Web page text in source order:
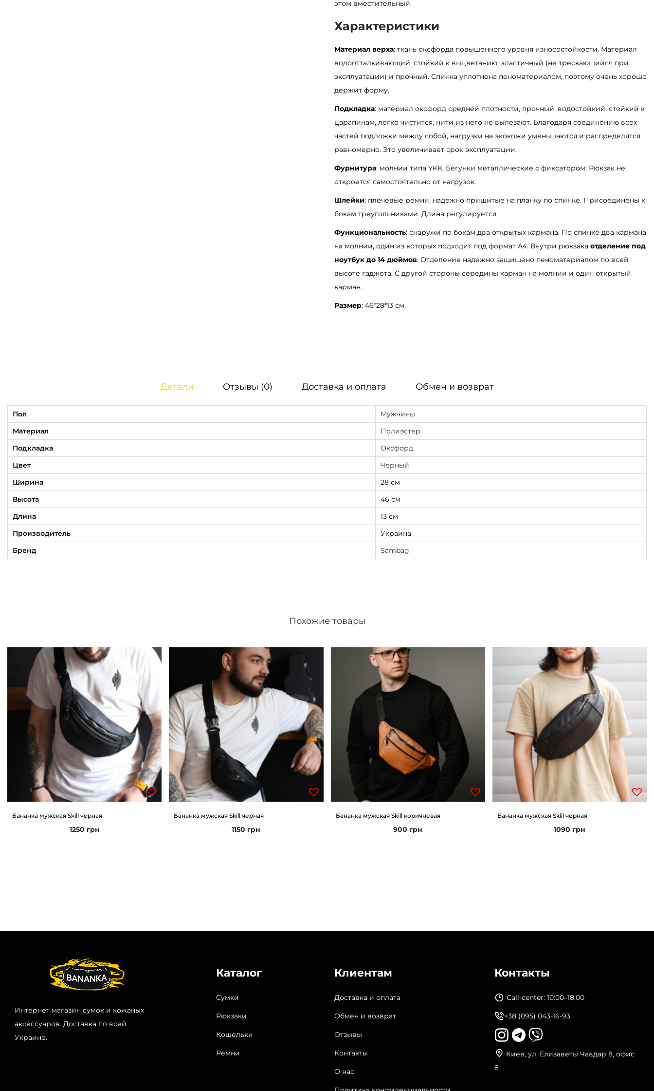
й
ю
к
з
а
к
S
a
m
Z
a
r
d
L
K
р
и
м
этом вместительный.
Характеристики
Материал верха: ткань оксфорда повышенного уровня износостойкости. Материал
водоотталкивающий, стойкий к выцветанию, эластичный (не трескающийся при
эксплуатации) и прочный. Спинка уплотнена пеноматериалом, поэтому очень хорошо
держит форму.
Подкладка: материал оксфорд средней плотности, прочный, водостойкий, стойкий к
царапинам, легко чистится, нити из него не вылезают. Благодаря соединению всех
частей подложки между собой, нагрузки на экокожи уменьшаются и распределятся
равномерно. Это увеличивает срок эксплуатации.
Фурнитура: молнии типа YKK. Бегунки металлические с фиксатором. Рюкзак не
откроется самостоятельно от нагрузок.
Шлейки: плечевые ремни, надежно пришитые на планку по спинке. Присоединены к
бокам треугольниками. Длина регулируется.
Функциональность: снаружи по бокам два открытых кармана. По спинке два кармана
на молнии, один из которых подходит под формат А4. Внутри рюкзака отделение под
ноутбук до 14 дюймов. Отделение надежно защищено пеноматериалом по всей
высоте гаджета. С другой стороны середины карман на молнии и один открытый
карман.
Размер: 46*28*13 см.
Детали Отзывы (0) Доставка и оплата Обмен и возврат
Пол
Мужчины
Материал
Полиэстер
Подкладка
Оксфорд
Цвет
Черный
Ширина
28 см
Высота
46 см
Длина
13 см
Производитель
Украина
Бренд
Sambag
Похожие товары
Бананка мужская Skill черная
1250 грн
Бананка мужская Skill черная
1150 грн
Бананка мужская Skill коричневая
900 грн
Бананка мужская Skill черная
1090 грн
Интернет магазин сумок и кожаных
аксессуаров. Доставка по всей
Украине.
Каталог
Сумки
Рюкзаки
Кошельки
Ремни
Клиентам
Доставка и оплата
Обмен и возврат
Отзывы
Контакты
О нас
Контакты
Call-center: 10:00–18:00
+38 (095) 043-16-93
Киев, ул. Елизаветы Чавдар 8, офис
8